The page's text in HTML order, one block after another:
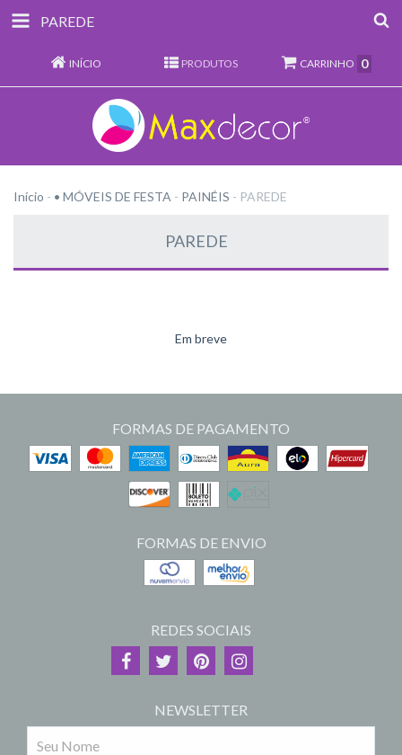
PAREDE
INÍCIO PRODUTOS CARRINHO 0
Início - • MÓVEIS DE FESTA - PAINÉIS - PAREDE
PAREDE
Em breve
FORMAS DE PAGAMENTO
FORMAS DE ENVIO
REDES SOCIAIS
NEWSLETTER